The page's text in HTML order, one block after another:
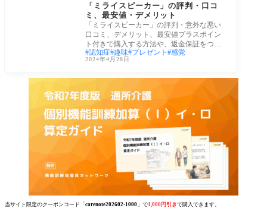
「ミライスピーカー」の評判・口コ
ミ、最安値・デメリット
「ミライスピーカー」の評判・意外な悪い
口コミ、デメリット、最安値プラスポイン
ト付きで購入する方法や、返金保証をつけ
る方法
認知症 趣味 プレゼント 感覚
2024年4月28日
当サイト限定のクーポンコード「 carenote202602-1000 」で1,000円引きで購入できます。